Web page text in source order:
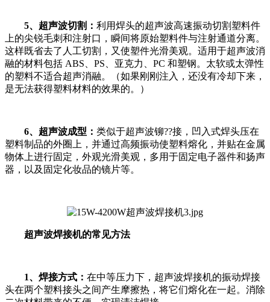
5、超声波切割： 利用焊头的超声波高速振动切割塑料件
上的尖锐毛刺和注射口，瞬间将原始塑料件与注射通道分离。
这样既省去了人工切割，又使塑件光滑美观。适用于超声波消
融的材料包括 ABS、PS、亚克力、PC 和塑钢。太软或太弹性
的塑料不适合超声消融。（如果刚刚注入，还没有冷却下来，
是无法获得塑料材料的效果的。）
6、超声波成型： 类似于超声波铆??接，凹入式焊头压在
塑料制品的外圈上，并通过高频振动使塑料熔化，并贴在金属
物体上进行固定，外观光滑美观，多用于固定电子器件和扬声
器，以及固定化妆品的镜片等。
超声波焊接机的常见方法
1、焊接方式： 在中等压力下，超声波焊接机的振动焊接
头在两个塑料接头之间产生摩擦热，将它们熔化在一起。消除